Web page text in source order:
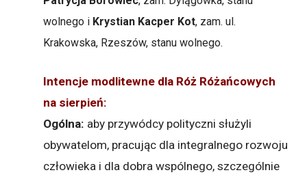
wolnego i Krystian Kacper Kot, zam. ul.
Krakowska, Rzeszów, stanu wolnego.
Intencje modlitewne dla Róż Różańcowych
na sierpień:
Ogólna: aby przywódcy polityczni służyli
obywatelom, pracując dla integralnego rozwoju
człowieka i dla dobra wspólnego, szczególnie